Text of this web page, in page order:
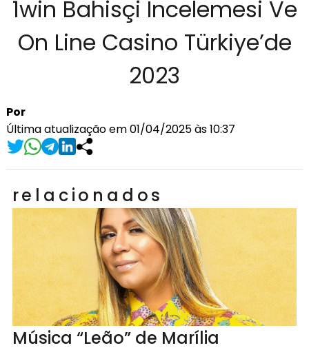
1win Bahisçi Incelemesi Ve
On Line Casino Türkiye’de
2023
Por
Última atualização em 01/04/2025 às 10:37
relacionados
Música “Leão” de Marília